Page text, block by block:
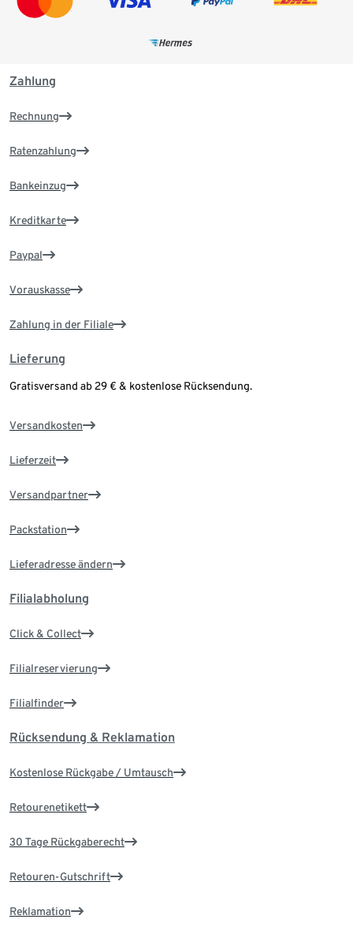
Zahlung
Rechnung
Ratenzahlung
Bankeinzug
Kreditkarte
Paypal
Vorauskasse
Zahlung in der Filiale
Lieferung
Gratisversand ab 29 € & kostenlose Rücksendung.
Versandkosten
Lieferzeit
Versandpartner
Packstation
Lieferadresse ändern
Filialabholung
Click & Collect
Filialreservierung
Filialfinder
Rücksendung & Reklamation
Kostenlose Rückgabe / Umtausch
Retourenetikett
30 Tage Rückgaberecht
Retouren-Gutschrift
Reklamation